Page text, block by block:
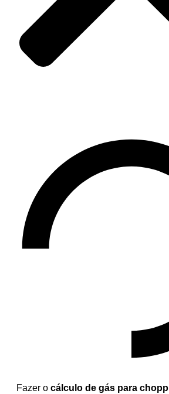
Fazer o cálculo de gás para chopp